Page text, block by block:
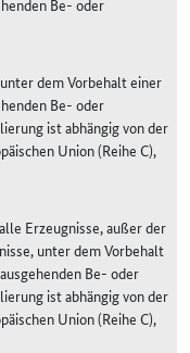
Be- oder
dem Vorbehalt einer
Be- oder
ist abhängig von der
Union (Reihe C),
Erzeugnisse, außer der
unter dem Vorbehalt
Be- oder
ist abhängig von der
Union (Reihe C),